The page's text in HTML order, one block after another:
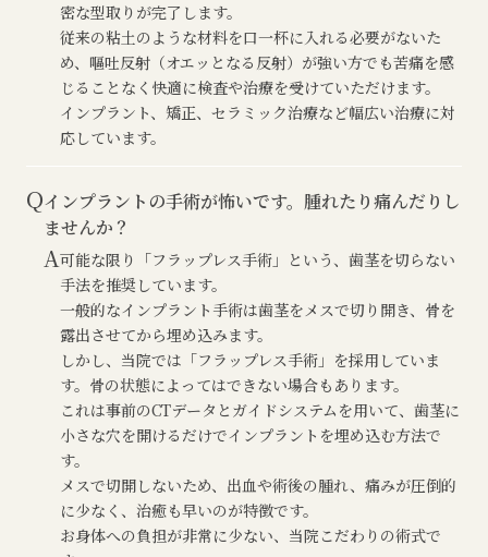
密な型取りが完了します。
従来の粘土のような材料を口一杯に入れる必要がないた
め、嘔吐反射（オエッとなる反射）が強い方でも苦痛を感
じることなく快適に検査や治療を受けていただけます。
インプラント、矯正、セラミック治療など幅広い治療に対
応しています。
Qインプラントの手術が怖いです。腫れたり痛んだりし
ませんか？
A可能な限り「フラップレス手術」という、歯茎を切らない
手法を推奨しています。
一般的なインプラント手術は歯茎をメスで切り開き、骨を
露出させてから埋め込みます。
しかし、当院では「フラップレス手術」を採用していま
す。骨の状態によってはできない場合もあります。
これは事前のCTデータとガイドシステムを用いて、歯茎に
小さな穴を開けるだけでインプラントを埋め込む方法で
す。
メスで切開しないため、出血や術後の腫れ、痛みが圧倒的
に少なく、治癒も早いのが特徴です。
お身体への負担が非常に少ない、当院こだわりの術式で